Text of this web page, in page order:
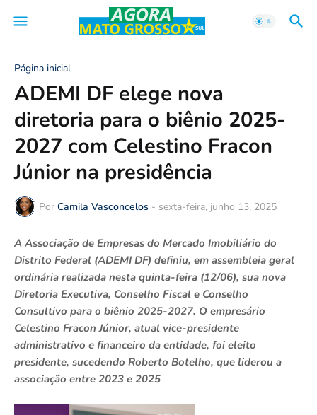
Página inicial
ADEMI DF elege nova
diretoria para o biênio 2025-
2027 com Celestino Fracon
Júnior na presidência
Por Camila Vasconcelos - sexta-feira, junho 13, 2025
A Associação de Empresas do Mercado Imobiliário do
Distrito Federal (ADEMI DF) definiu, em assembleia geral
ordinária realizada nesta quinta-feira (12/06), sua nova
Diretoria Executiva, Conselho Fiscal e Conselho
Consultivo para o biênio 2025-2027. O empresário
Celestino Fracon Júnior, atual vice-presidente
administrativo e financeiro da entidade, foi eleito
presidente, sucedendo Roberto Botelho, que liderou a
associação entre 2023 e 2025